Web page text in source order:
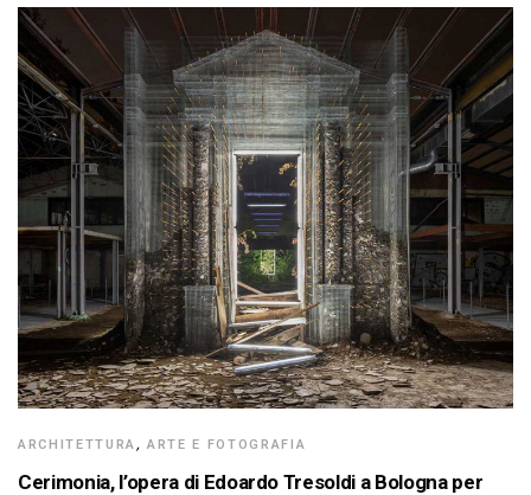
ARCHITETTURA,ARTE E FOTOGRAFIA
Cerimonia, l’opera di Edoardo Tresoldi a Bologna per